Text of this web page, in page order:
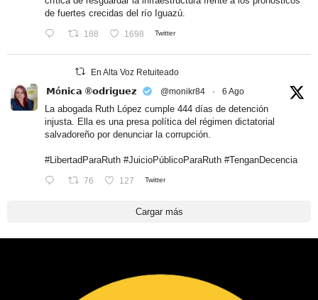
de fuertes crecidas del río Iguazú.
188 1698 Twitter
En Alta Voz Retuiteado
𝗠ó𝗻𝗶𝗰𝗮 ®𝗼𝗱𝗿𝗶𝗴𝘂𝗲𝘇 @monikr84 · 6 Ago
La abogada Ruth López cumple 444 días de detención
injusta. Ella es una presa política del régimen dictatorial
salvadoreño por denunciar la corrupción.
#LibertadParaRuth #JuicioPúblicoParaRuth #TenganDecencia
76 127 Twitter
Cargar más